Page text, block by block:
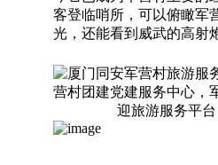
客登临哨所，可以俯瞰军
光，还能看到威武的高射